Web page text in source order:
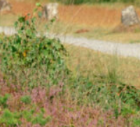
toerisme
keuzes die